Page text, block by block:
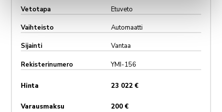
Etuveto
Automaatti
Vantaa
YMI-156
23 022 €
200 €
Vetotapa
Vaihteisto
Sijainti
Rekisterinumero
Hinta
Varausmaksu